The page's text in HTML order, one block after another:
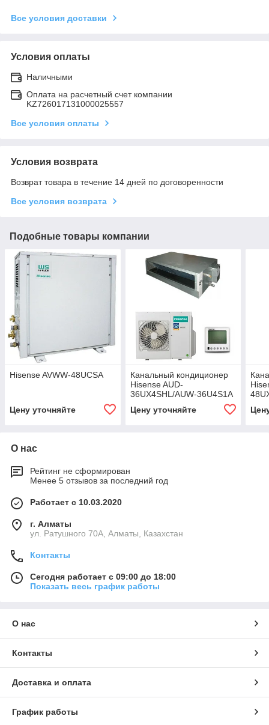
Все условия доставки
Условия оплаты
Наличными
Оплата на расчетный счет компании
KZ726017131000025557
Все условия оплаты
Условия возврата
Возврат товара в течение 14 дней по договоренности
Все условия возврата
Подобные товары компании
Hisense AVWW-48UCSA
Цену уточняйте
Канальный кондиционер
Hisense AUD-
36UX4SHL/AUW-36U4S1A
Цену уточняйте
О нас
Рейтинг не сформирован
Менее 5 отзывов за последний год
Работает с 10.03.2020
г. Алматы
ул. Ратушного 70А, Алматы, Казахстан
Контакты
Сегодня работает с 09:00 до 18:00
Показать весь график работы
О нас
Контакты
Доставка и оплата
График работы